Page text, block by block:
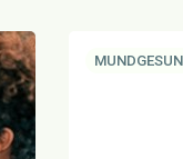
KATEGORIE: